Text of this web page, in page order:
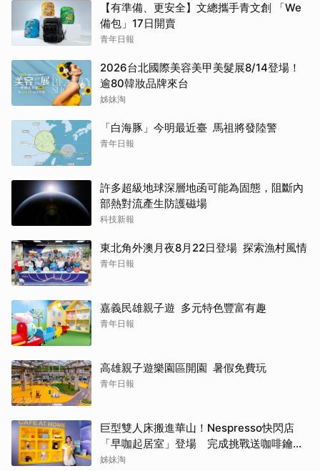
【有準備、更安全】文總攜手青文創 「We
備包」17日開賣
青年日報
2026台北國際美容美甲美髮展8/14登場！
逾80韓妝品牌來台
姊妹淘
「白海豚」今明最近臺 馬祖將發陸警
青年日報
許多超級地球深層地函可能為固態，阻斷內
部熱對流產生防護磁場
科技新報
東北角外澳月夜8月22日登場 探索漁村風情
青年日報
嘉義民雄親子遊 多元特色豐富有趣
青年日報
高雄親子遊樂園區開園 暑假免費玩
青年日報
巨型雙人床搬進華山！Nespresso快閃店
「早咖起居室」登場 完成挑戰送咖啡鑰匙
圈
姊妹淘